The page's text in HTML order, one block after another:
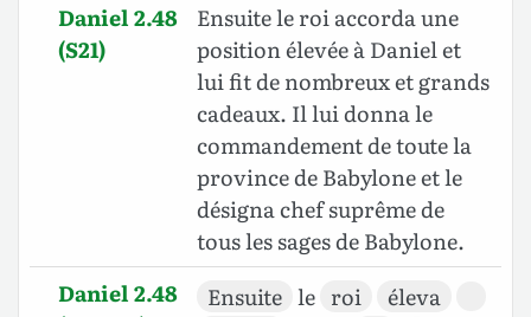
Daniel 2.48
(S21)
Ensuite le roi accorda une
position élevée à Daniel et
lui fit de nombreux et grands
cadeaux. Il lui donna le
commandement de toute la
province de Babylone et le
désigna chef suprême de
tous les sages de Babylone.
Daniel 2.48
Ensuite le roi
éleva